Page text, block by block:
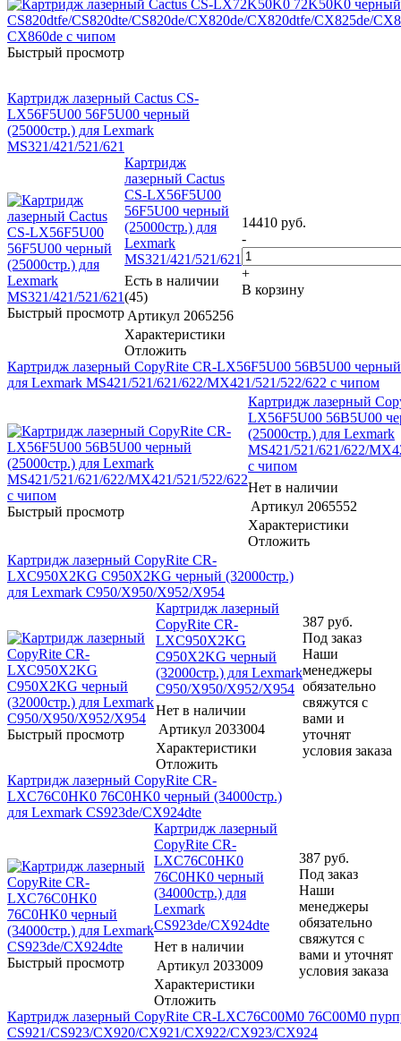
Быстрый просмотр
Картридж лазерный Cactus CS-
LX56F5U00 56F5U00 черный
(25000стр.) для Lexmark
MS321/421/521/621
Быстрый просмотр
Картридж
лазерный Cactus
CS-LX56F5U00
56F5U00 черный
(25000стр.) для
Lexmark
MS321/421/521/621
Есть в наличии
(45)
Артикул 2065256
Характеристики
Отложить
14410 руб.
-
+
В корзину
Картридж лазерный CopyRite CR-LX56F5U00 56B5U00 черный
для Lexmark MS421/521/621/622/MX421/521/522/622 с чипом
Быстрый просмотр
Картридж лазерный
LX56F5U00 56B5U00
(25000стр.) для Lexmark
MS421/521/621/622/
с чипом
Нет в наличии
Артикул 2065552
Характеристики
Отложить
Картридж лазерный CopyRite CR-
LXC950X2KG C950X2KG черный (32000стр.)
для Lexmark C950/X950/X952/X954
Быстрый просмотр
Картридж лазерный
CopyRite CR-
LXC950X2KG
C950X2KG черный
(32000стр.) для Lexmark
C950/X950/X952/X954
Нет в наличии
Артикул 2033004
Характеристики
Отложить
387 руб.
Под заказ
Наши
менеджеры
обязательно
свяжутся с
вами и
уточнят
условия заказа
Картридж лазерный CopyRite CR-
LXC76C0HK0 76C0HK0 черный (34000стр.)
для Lexmark CS923de/CX924dte
Быстрый просмотр
Картридж лазерный
CopyRite CR-
LXC76C0HK0
76C0HK0 черный
(34000стр.) для
Lexmark
CS923de/CX924dte
Нет в наличии
Артикул 2033009
Характеристики
Отложить
387 руб.
Под заказ
Наши
менеджеры
обязательно
свяжутся с
вами и уточнят
условия заказа
Картридж лазерный CopyRite CR-LXC76C00M0 76C00M0
CS921/CS923/CX920/CX921/CX922/CX923/CX924